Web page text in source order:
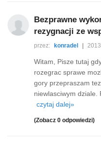
Bezprawne
rezygnacji ze
przez: konradel
Witam, Pisze tutaj
rozegrac sprawe
gory przepraszam
niewlasciwym dziale.
czytaj dalej»
(Zobacz 0 odpowiedzi)